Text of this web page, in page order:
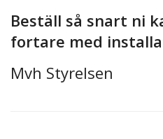
Beställ så snart ni
fortare med
Mvh Styrelsen